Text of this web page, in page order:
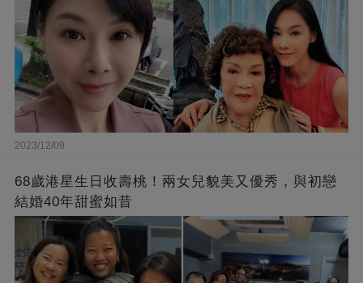
2023/12/09
68歲港星生日收壽桃！兩女兒貌美又優秀，與初戀
結婚40年甜蜜如昔